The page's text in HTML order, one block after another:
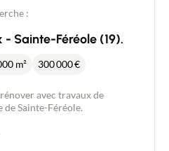
:
Sainte-Féréole (19).
m² 300 000€
avec travaux de
Sainte-Féréole.